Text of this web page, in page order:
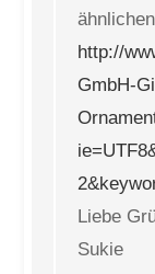
http://
GmbH-
Liebe
Sukie